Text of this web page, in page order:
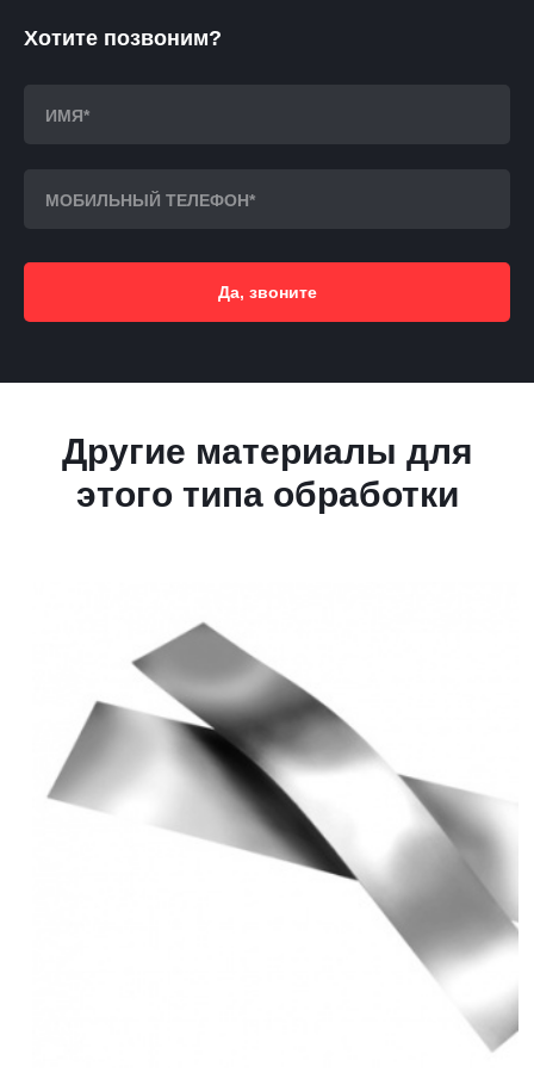
Хотите позвоним?
Да, звоните
Другие материалы для
этого типа обработки